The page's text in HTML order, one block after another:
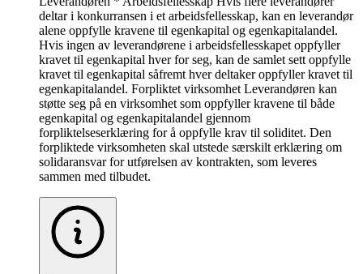
deltar i konkurransen i et arbeidsfellesskap, kan en leverandør
alene oppfylle kravene til egenkapital og egenkapitalandel.
Hvis ingen av leverandørene i arbeidsfellesskapet oppfyller
kravet til egenkapital hver for seg, kan de samlet sett oppfylle
kravet til egenkapital såfremt hver deltaker oppfyller kravet til
egenkapitalandel. Forpliktet virksomhet Leverandøren kan
støtte seg på en virksomhet som oppfyller kravene til både
egenkapital og egenkapitalandel gjennom
forpliktelseserklæring for å oppfylle krav til soliditet. Den
forpliktede virksomheten skal utstede særskilt erklæring om
solidaransvar for utførelsen av kontrakten, som leveres
sammen med tilbudet.